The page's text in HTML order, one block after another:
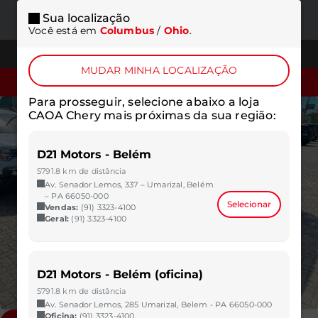
MENU
TELEFONES
Sua localização
Você está em Columbus / Ohio.
MUDAR MINHA LOCALIZAÇÃO
Para prosseguir, selecione abaixo a loja
CAOA Chery mais próximas da sua região:
D21 Motors - Belém
5791.8 km de distância
Av. Senador Lemos, 337 – Umarizal, Belém
– PA 66050-000
Vendas: (91) 3323-4100
Geral: (91) 3323-4100
Selecionar
D21 Motors - Belém (oficina)
5791.8 km de distância
Av. Senador Lemos, 285 Umarizal, Belem - PA 66050-000
Oficina: (91) 3323-4100